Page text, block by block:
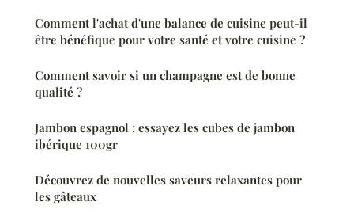
Comment l'achat d'une balance de cuisine peut-il
être bénéfique pour votre santé et votre cuisine ?
Comment savoir si un champagne est de bonne
qualité ?
Jambon espagnol : essayez les cubes de jambon
ibérique 100gr
Découvrez de nouvelles saveurs relaxantes pour
les gâteaux